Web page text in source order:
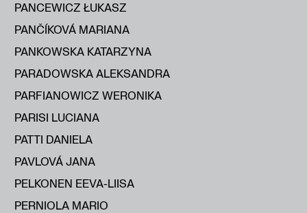
PANCEWICZ ŁUKASZ
PANČÍKOVÁ MARIANA
PANKOWSKA KATARZYNA
PARADOWSKA ALEKSANDRA
PARFIANOWICZ WERONIKA
PARISI LUCIANA
PATTI DANIELA
PAVLOVÁ JANA
PELKONEN EEVA-LIISA
PERNIOLA MARIO